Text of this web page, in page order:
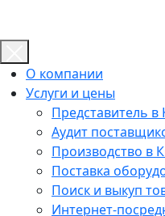
О компании
Услуги и цены
Представитель в
Аудит
Производство в
Поставка
Поиск и выкуп
Интернет-